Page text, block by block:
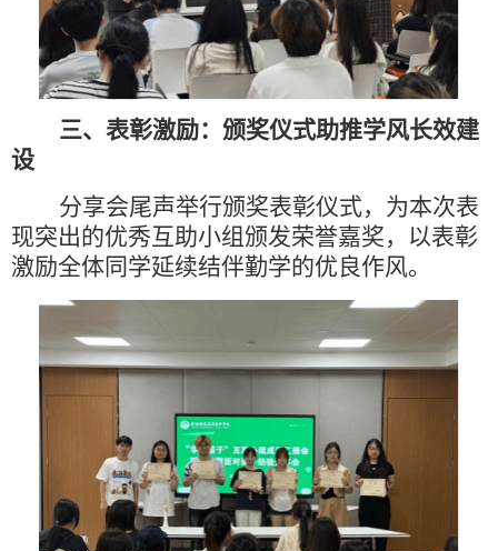
三、表彰激励：颁奖仪式助推学风长效建
设
分享会尾声举行颁奖表彰仪式，为本次表
现突出的优秀互助小组颁发荣誉嘉奖，以表彰
激励全体同学延续结伴勤学的优良作风。